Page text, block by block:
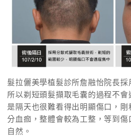
髮拉儷美學植髮診所詹融怡院長採
所以剃短頭髮擷取毛囊的過程不
是隔天也很難看得出明顯傷口，
分血痂，整體會較為工整，等到
自然。